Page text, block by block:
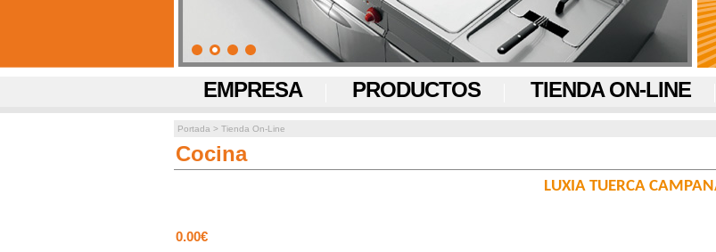
EMPRESA PRODUCTOS TIENDA ON-LINE
Portada > Tienda On-Line
Cocina
LUXIA TUERCA
0.00€